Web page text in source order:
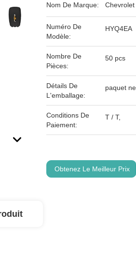
Nom De Marque: Chevrolet
Numéro De
Modèle:
HYQ4EA
Nombre De
Pièces:
50 pcs
Détails De
L'emballage:
paquet
Conditions De
Paiement:
T / T,
Obtenez Le Meilleur Prix